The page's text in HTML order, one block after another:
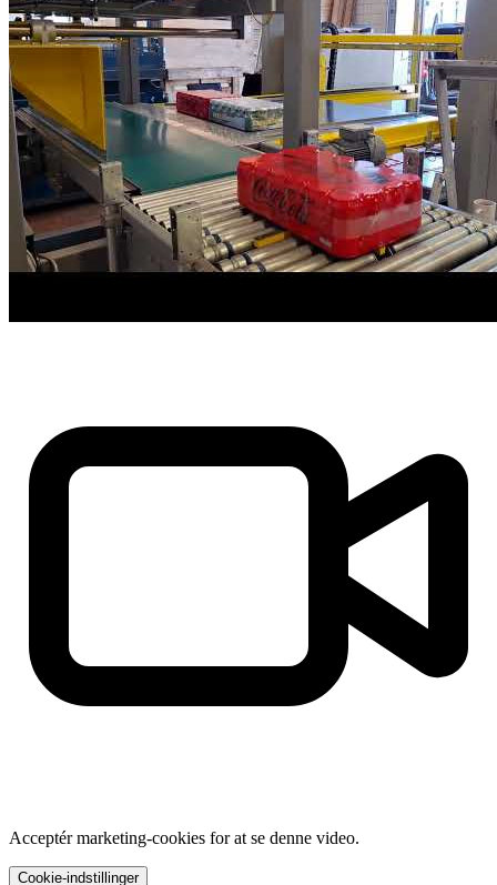
Acceptér marketing-cookies for at se denne video.
Cookie-indstillinger